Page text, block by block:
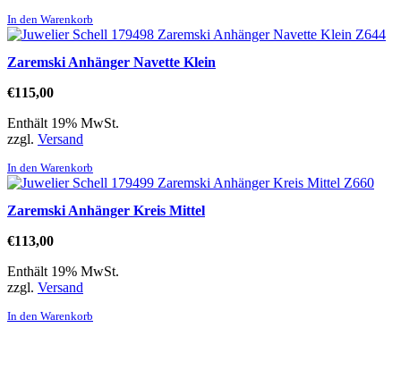
In den Warenkorb
Zaremski Anhänger Navette Klein
€115,00
Enthält 19% MwSt.
zzgl. Versand
In den Warenkorb
Zaremski Anhänger Kreis Mittel
€113,00
Enthält 19% MwSt.
zzgl. Versand
In den Warenkorb